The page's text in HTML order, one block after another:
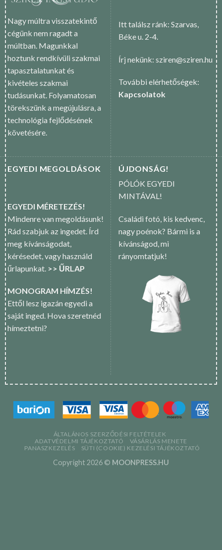
Nagy múltra visszatekintő
cégünk nem ragadt a
múltban. Magunkkal
hoztunk rendkívüli szakmai
tapasztalatunkat és
kivételes szakmai
tudásunkat. Folyamatosan
törekszünk a megújulásra, a
technológia fejlődésének
követésére.
Itt találsz ránk: Szarvas,
Béke u. 2-4.
Írj nekünk: sziren@sziren.hu
További elérhetőségek:
Kapcsolatok
EGYEDI MEGOLDÁSOK
EGYEDI MÉRETEZÉS!
Mindenre van megoldásunk!
Rád szabjuk az ingedet. Írd
meg kívánságodat,
kérésedet, vagy használd
űrlapunkat. >> ŰRLAP
MONOGRAM HÍMZÉS!
Ettől lesz igazán egyedi a
saját inged. Hova szeretnéd
hímeztetni?
ÚJDONSÁG!
PÓLÓK EGYEDI
MINTÁVAL!
Családi fotó, kis kedvenc,
nagy poénok? Bármi is a
kívánságod, mi
rányomtatjuk!
ÁLTALÁNOS SZERZŐDÉSI FELTÉTELEK
ADATVÉDELMI TÁJÉKOZTATÓ
VÁSÁRLÁS MENETE
PANASZKEZELÉS
SÜTI (COOKIE) KEZELÉSI TÁJÉKOZTATÓ
Copyright 2026 © MOONPRESS.HU